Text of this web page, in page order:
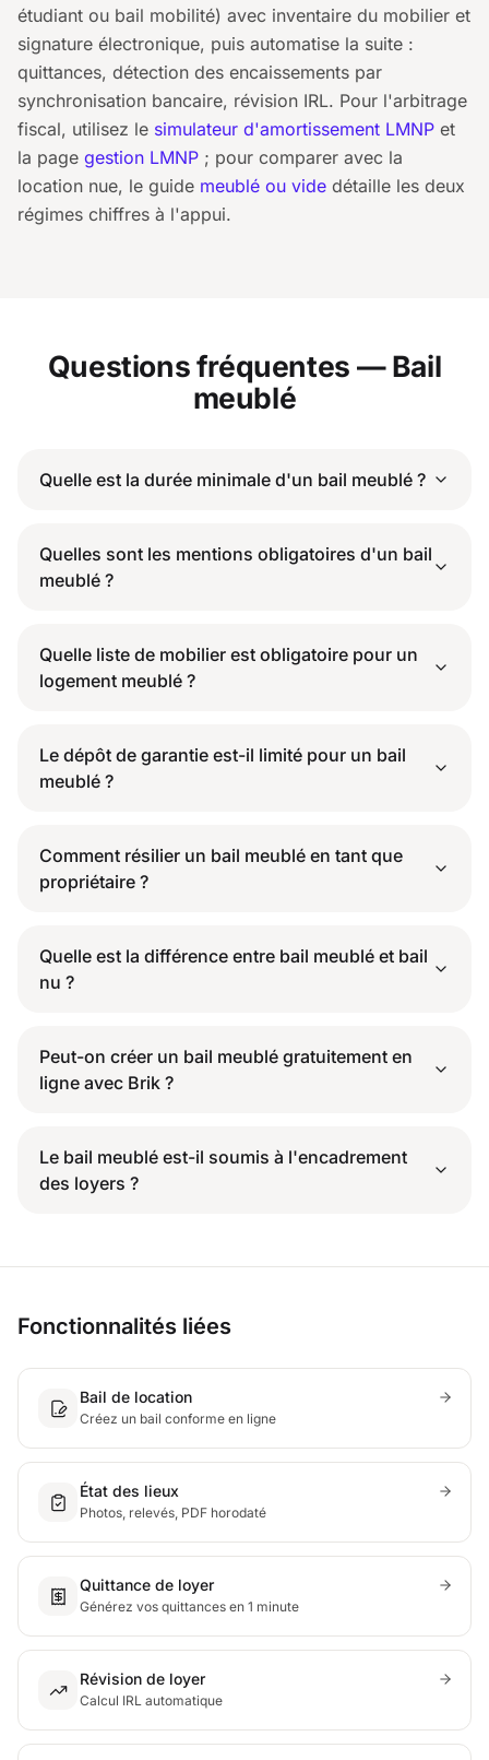
étudiant ou bail mobilité) avec inventaire du mobilier et
signature électronique, puis automatise la suite :
quittances, détection des encaissements par
synchronisation bancaire, révision IRL. Pour l'arbitrage
fiscal, utilisez le simulateur d'amortissement LMNP et
la page gestion LMNP ; pour comparer avec la
location nue, le guide meublé ou vide détaille les deux
régimes chiffres à l'appui.
Questions fréquentes — Bail
meublé
Quelle est la durée minimale d'un bail meublé ?
Quelles sont les mentions obligatoires d'un bail
meublé ?
Quelle liste de mobilier est obligatoire pour un
logement meublé ?
Le dépôt de garantie est-il limité pour un bail
meublé ?
Comment résilier un bail meublé en tant que
propriétaire ?
Quelle est la différence entre bail meublé et bail
nu ?
Peut-on créer un bail meublé gratuitement en
ligne avec Brik ?
Le bail meublé est-il soumis à l'encadrement
des loyers ?
Fonctionnalités liées
Bail de location
Créez un bail conforme en ligne
État des lieux
Photos, relevés, PDF horodaté
Quittance de loyer
Générez vos quittances en 1 minute
Révision de loyer
Calcul IRL automatique